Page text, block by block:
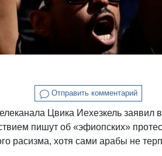
Отправить комментарий
Цвика Иехезкель заявил
пишут об «эфиопских»
расизма, хотя сами арабы не